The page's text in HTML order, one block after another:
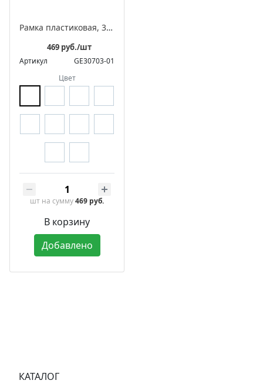
Рамка пластиковая, 3-местная, серия «Усадьба»
469 руб./шт
Артикул
GE30703-01
Цвет
шт на сумму469 руб.
В корзину
Добавлено
КАТАЛОГ